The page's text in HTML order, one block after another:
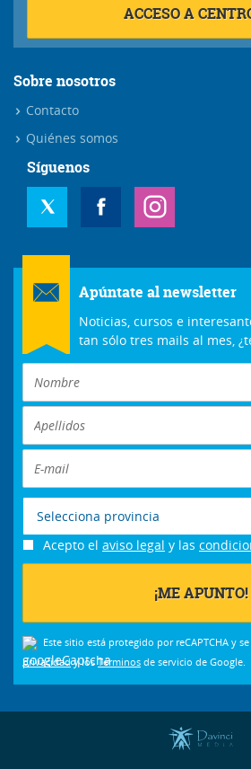
ACCESO A
Sobre nosotros
Contacto
Quiénes somos
Síguenos
Apúntate al newsletter
Noticias, cursos e
tan sólo tres mails al mes,
Selecciona provincia
Acepto el aviso legal y las
Este sitio está protegido por reCAPTCHA y
privacidady losTérminos de servicio de Google.